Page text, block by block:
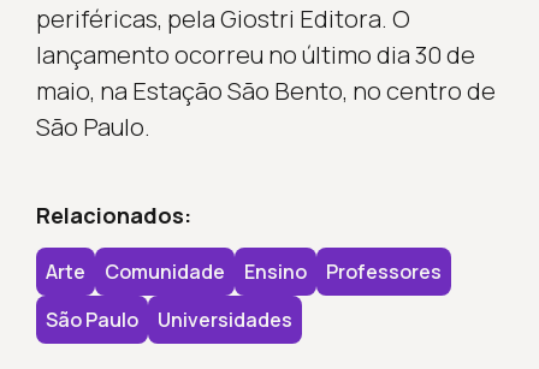
periféricas, pela Giostri Editora. O
lançamento ocorreu no último dia 30 de
maio, na Estação São Bento, no centro de
São Paulo.
Relacionados:
Arte Comunidade Ensino
Professores
São Paulo
Universidades